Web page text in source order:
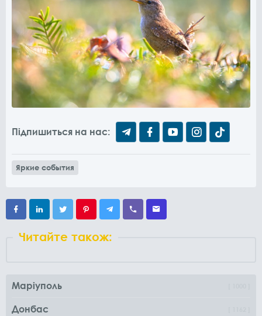
Підпишиться на нас:
Яркие события
Читайте також:
Маріуполь
Донбас